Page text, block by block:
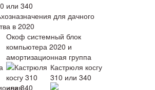
или 340
для дачного
в 2020
Окоф системный блок
компьютера 2020 и
амортизационная группа
Кастрюля косгу
310 или 340